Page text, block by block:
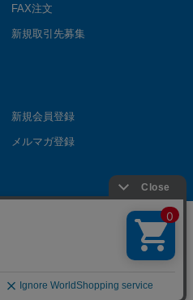
FAX注文
新規取引先募集
新規会員登録
メルマガ登録
All Rights Reserved.